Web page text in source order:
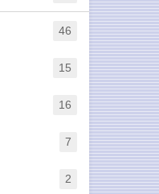
46
15
16
7
2